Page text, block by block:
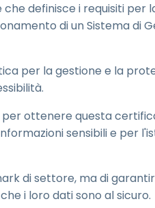
definisce i requisiti per
di un Sistema di
per la gestione e la
ottenere questa
sensibili e per
di settore, ma di
i loro dati sono al sicuro.